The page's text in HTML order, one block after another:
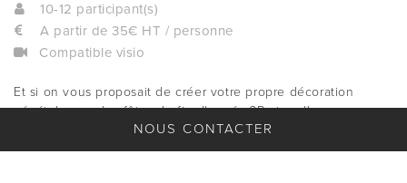
10-12 participant(s)
A partir de 35€ HT / personne
Compatible visio
Et si on vous proposait de créer votre propre décoration
végétale pour les fêtes de fin d'année ?Partez d'une
couronne de paille classiques, et, sur les conseils d'une
fleuriste de talent, composez votre propre couronne, assortie
NOUS CONTACTER